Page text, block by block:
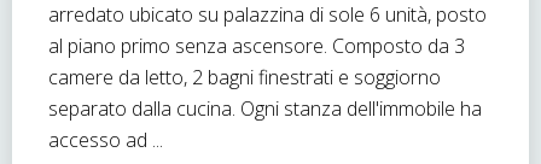
arredato ubicato su palazzina di sole 6 unità, posto
al piano primo senza ascensore. Composto da 3
camere da letto, 2 bagni finestrati e soggiorno
separato dalla cucina. Ogni stanza dell'immobile ha
accesso ad ...